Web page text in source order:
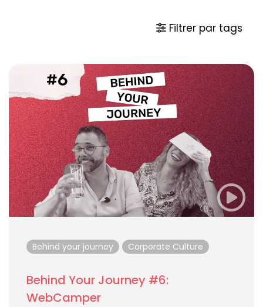
Filtrer par tags
Electrification
Mobility Services
People behind emile weber
Behind your journey Corporate Culture
Behind Your Journey #6:
WebCamper